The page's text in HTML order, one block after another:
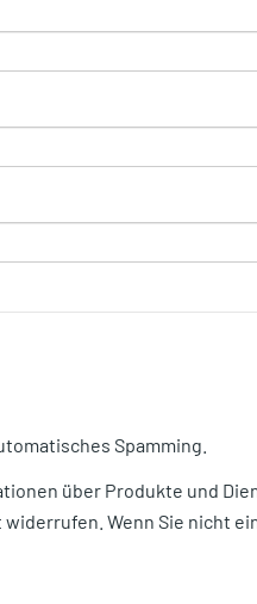
Spamming.
über Produkte und
Wenn Sie nicht